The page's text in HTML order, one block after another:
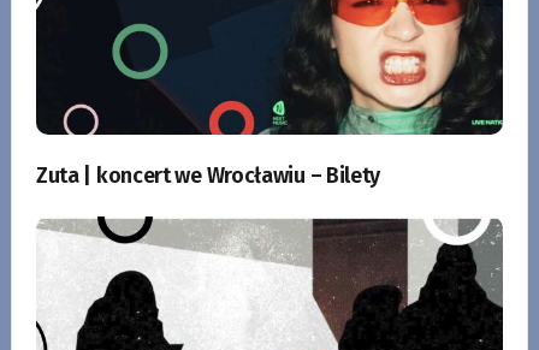
Zuta | koncert we Wrocławiu – Bilety